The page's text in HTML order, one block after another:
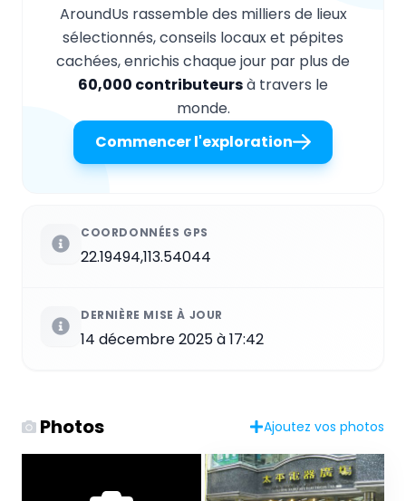
AroundUs rassemble des milliers de lieux
sélectionnés, conseils locaux et pépites
cachées, enrichis chaque jour par plus de
60,000 contributeursà travers le
monde.
Commencer l'exploration
COORDONNÉES GPS
22.19494,113.54044
DERNIÈRE MISE À JOUR
14 décembre 2025 à 17:42
Photos Ajoutez vos photos